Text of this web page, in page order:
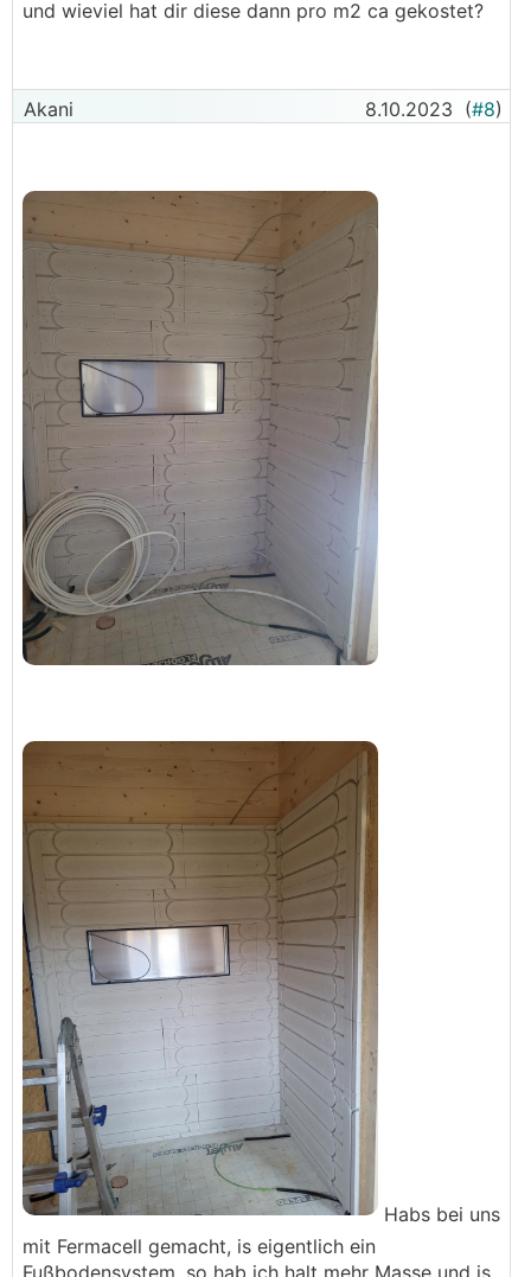
und wieviel hat dir diese dann pro m2 ca gekostet?
Akani 8.10.2023 (#8)
Habs bei uns
mit Fermacell gemacht, is eigentlich ein
Fußbodensystem, so hab ich halt mehr Masse und is